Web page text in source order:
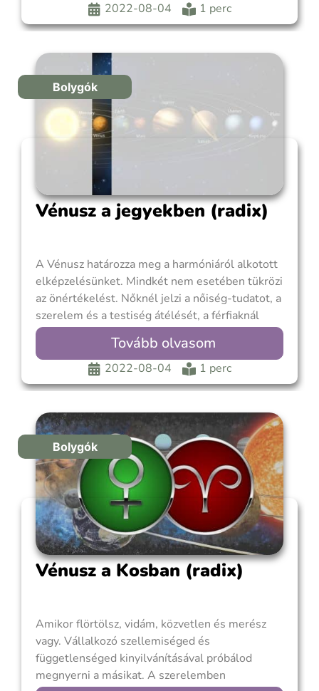
2022-08-04 1 perc
Bolygók
Vénusz a jegyekben (radix)
A Vénusz határozza meg a harmóniáról alkotott
elképzelésünket. Mindkét nem esetében tükrözi
az önértékelést. Nőknél jelzi a nőiség-tudatot, a
szerelem és a testiség átélését, a férfiaknál
pedig a nőideálról és a romantikáról alkotott
elképzelést. Ide tartozik az ízlés, a vonzerő és az
erotika, kapcsolatokhoz való viszonyulás, az
érzelemvilág, a biztonságra
Tovább olvasom
2022-08-04 1 perc
Bolygók
Vénusz a Kosban (radix)
Amikor flörtölsz, vidám, közvetlen és merész
vagy. Vállalkozó szellemiséged és
függetlenséged kinyilvánításával próbálod
megnyerni a másikat. A szerelemben